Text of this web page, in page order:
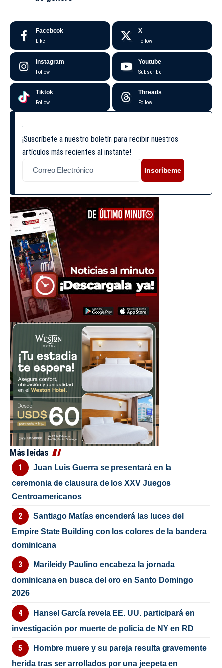
Facebook
Like
X
Follow
Instagram
Follow
Youtube
Subscribe
Tiktok
Follow
Threads
Follow
¡Suscríbete a nuestro boletín para recibir nuestros
artículos más recientes al instante!
Inscríbeme
Más leídas
Juan Luis Guerra se presentará en la
ceremonia de clausura de los XXV Juegos
Centroamericanos
Santiago Matías encenderá las luces del
Empire State Building con los colores de la bandera
dominicana
Marileidy Paulino encabeza la jornada
dominicana en busca del oro en Santo Domingo
2026
Hansel García revela EE. UU. participará en
investigación por muerte de policía de NY en RD
Hombre muere y su pareja resulta gravemente
herida tras ser arrollados por una jeepeta en